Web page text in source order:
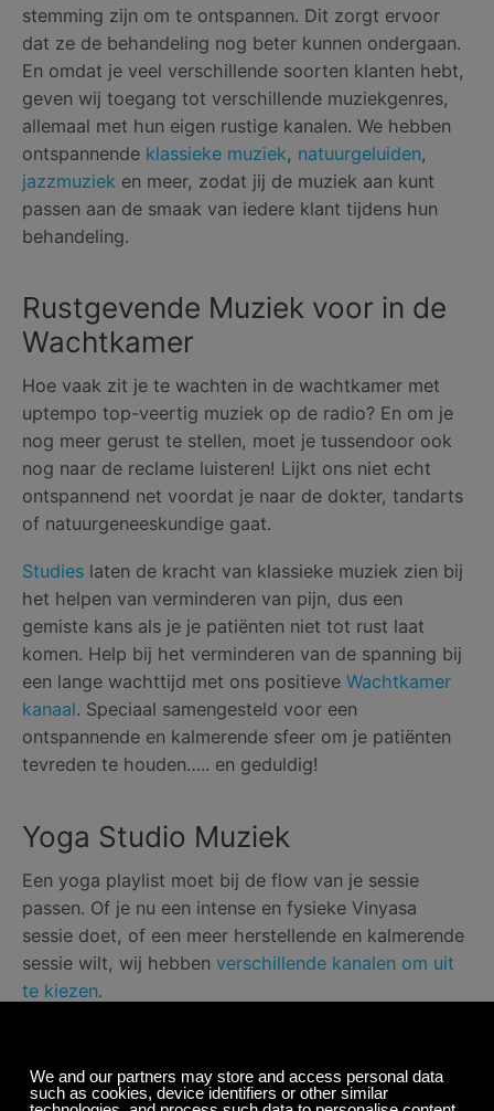
stemming zijn om te ontspannen. Dit zorgt ervoor
dat ze de behandeling nog beter kunnen ondergaan.
En omdat je veel verschillende soorten klanten hebt,
geven wij toegang tot verschillende muziekgenres,
allemaal met hun eigen rustige kanalen. We hebben
ontspannende klassieke muziek, natuurgeluiden,
jazzmuziek en meer, zodat jij de muziek aan kunt
passen aan de smaak van iedere klant tijdens hun
behandeling.
Rustgevende Muziek voor in de
Wachtkamer
Hoe vaak zit je te wachten in de wachtkamer met
uptempo top-veertig muziek op de radio? En om je
nog meer gerust te stellen, moet je tussendoor ook
nog naar de reclame luisteren! Lijkt ons niet echt
ontspannend net voordat je naar de dokter, tandarts
of natuurgeneeskundige gaat.
Studies laten de kracht van klassieke muziek zien bij
het helpen van verminderen van pijn, dus een
gemiste kans als je je patiënten niet tot rust laat
komen. Help bij het verminderen van de spanning bij
een lange wachttijd met ons positieve Wachtkamer
kanaal. Speciaal samengesteld voor een
ontspannende en kalmerende sfeer om je patiënten
tevreden te houden….. en geduldig!
Yoga Studio Muziek
Een yoga playlist moet bij de flow van je sessie
passen. Of je nu een intense en fysieke Vinyasa
sessie doet, of een meer herstellende en kalmerende
sessie wilt, wij hebben verschillende kanalen om uit
te kiezen.
Klassieke Muziek voor Bedrijven
Soms is de klassieke aanpak de beste. Begin van de